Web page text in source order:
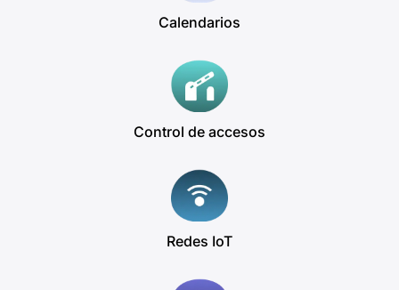
Calendarios
Control de accesos
Redes IoT